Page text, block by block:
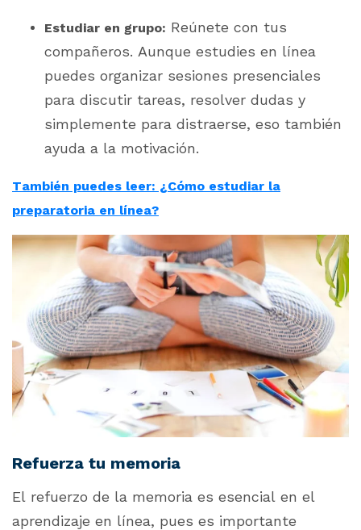
Estudiar en grupo: Reúnete con tus
compañeros. Aunque estudies en línea
puedes organizar sesiones presenciales
para discutir tareas, resolver dudas y
simplemente para distraerse, eso también
ayuda a la motivación.
También puedes leer: ¿Cómo estudiar la
preparatoria en línea?
Refuerza tu memoria
El refuerzo de la memoria es esencial en el
aprendizaje en línea, pues es importante